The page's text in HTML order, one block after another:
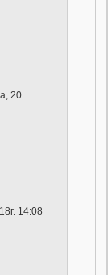
20
14:08